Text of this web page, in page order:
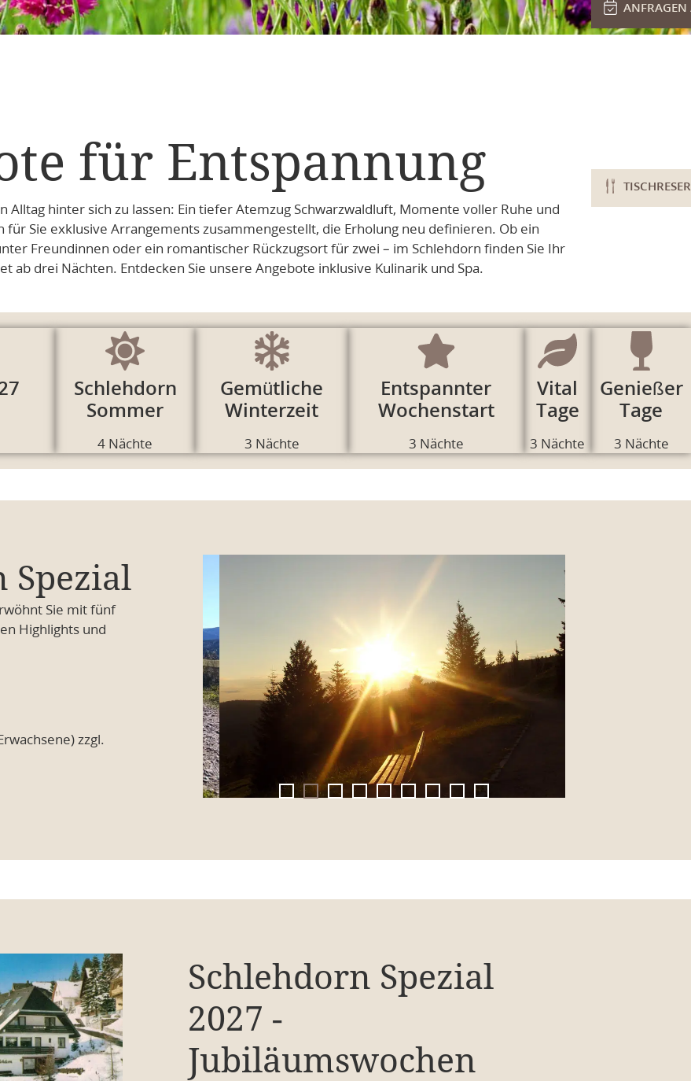
für Entspannung
Alltag hinter sich zu lassen: Ein tiefer Atemzug Schwarzwaldluft, Momente voller Ruhe und
für Sie exklusive Arrangements zusammengestellt, die Erholung neu definieren. Ob ein
Freundinnen oder ein romantischer Rückzugsort für zwei – im Schlehdorn finden Sie Ihr
ab drei Nächten. Entdecken Sie unsere Angebote inklusive Kulinarik und Spa.
Schlehdorn
Sommer
4 Nächte
Gemütliche
Winterzeit
3 Nächte
Entspannter
Wochenstart
3 Nächte
Vital
Tage
3 Nächte
Genießer
Tage
3 Nächte
Spezial
Sie mit fünf
Highlights und
zzgl.
Schlehdorn Spezial
2027 -
Jubiläumswochen